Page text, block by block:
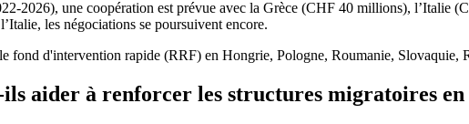
2026), une coopération est prévue avec la Grèce (CHF 40 millions),
les négociations se poursuivent encore.
fond d'intervention rapide (RRF) en Hongrie, Pologne, Roumanie, Slovaquie,
ils aider à renforcer les structures migratoires